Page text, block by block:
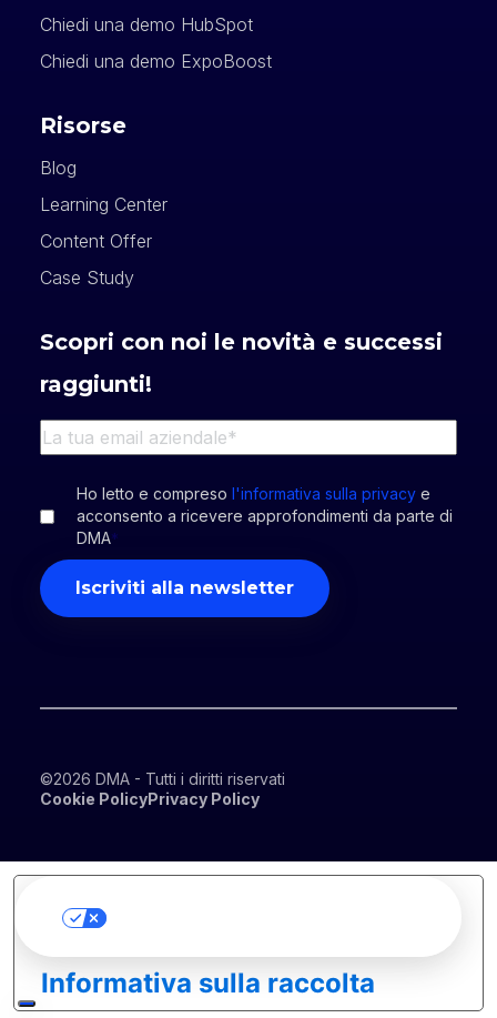
Chiedi una demo HubSpot
Chiedi una demo ExpoBoost
Risorse
Blog
Learning Center
Content Offer
Case Study
Scopri con noi le novità e successi
raggiunti!
Ho letto e compreso l'informativa sulla privacye
acconsento a ricevere approfondimenti da parte di
DMA*
©2026 DMA - Tutti i diritti riservati
Cookie PolicyPrivacy Policy
Informativa sulla raccolta